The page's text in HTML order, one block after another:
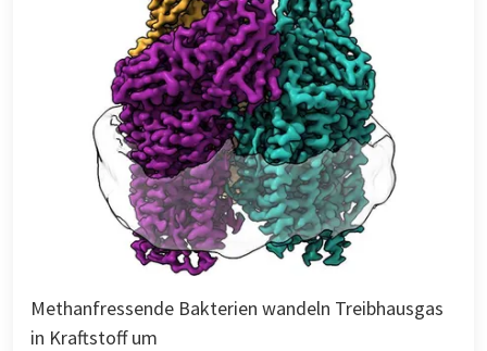
Methanfressende Bakterien wandeln Treibhausgas
in Kraftstoff um